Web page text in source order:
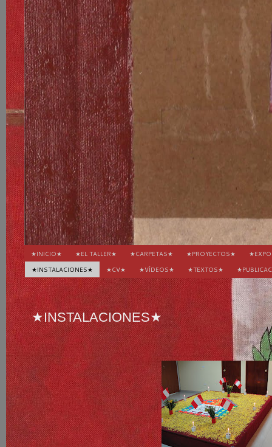
★INICIO★ ★EL TALLER★ ★CARPETAS★ ★PROYECTOS★
★INSTALACIONES★
★CV★ ★VÍDEOS★ ★TEXTOS★
★INSTALACIONES★